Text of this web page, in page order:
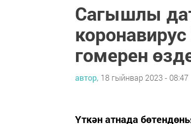
Сагышлы
гомерен
автор, 18 гыйнвар 2023 - 08:47
Үткән атнада